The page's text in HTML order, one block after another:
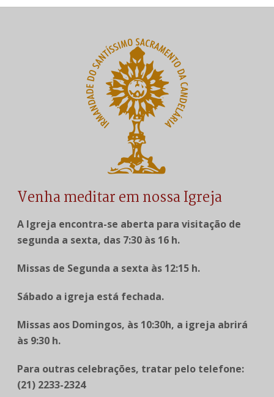
Venha meditar em nossa Igreja
A Igreja encontra-se aberta para visitação de
segunda a sexta, das 7:30 às 16 h.
Missas de Segunda a sexta às 12:15 h.
Sábado a igreja está fechada.
Missas aos Domingos, às 10:30h, a igreja abrirá
às 9:30 h.
Para outras celebrações, tratar pelo telefone:
(21) 2233-2324